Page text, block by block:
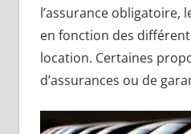
l’assurance obligatoire,
en fonction des
location. Certaines
d’assurances ou de